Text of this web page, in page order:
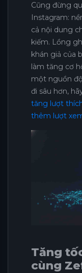
Cũng đừng
Instagram:
cả nội dung
kiếm. Lồng
khán giả của
làm tăng cơ
một nguồn
đi sâu hơn,
tăng lượt
thêm lượt
Tăng
cùng